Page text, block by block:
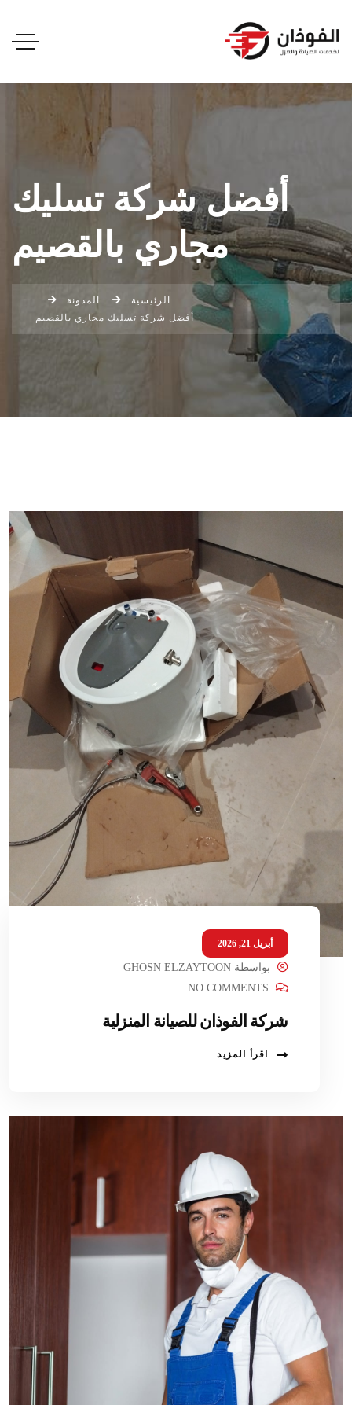
أفضل شركة تسليك
مجاري بالقصيم
الرئيسية
المدونة
أفضل شركة تسليك مجاري بالقصيم
أبريل 21, 2026
بواسطةGHOSN ELZAYTOON
NO COMMENTS
شركة الفوذان للصيانة المنزلية
اقرأ المزيد